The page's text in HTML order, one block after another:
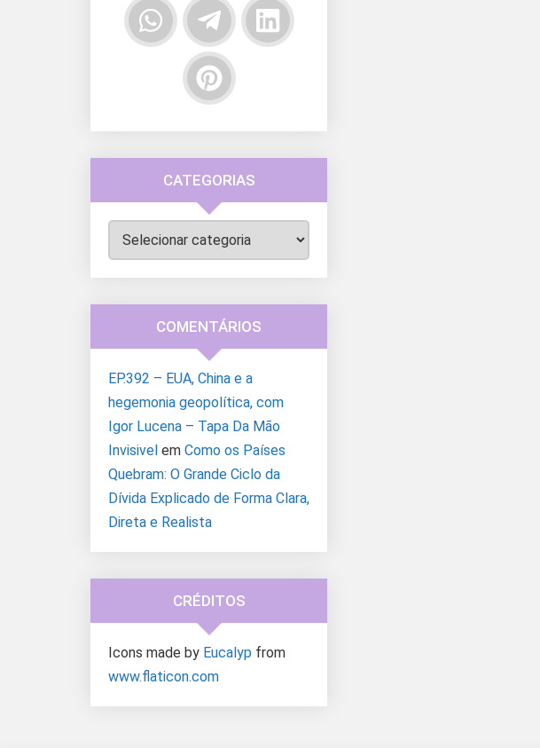
CATEGORIAS
Categorias
COMENTÁRIOS
EP.392 – EUA, China e a
hegemonia geopolítica, com
Igor Lucena – Tapa Da Mão
Invisivel em Como os Países
Quebram: O Grande Ciclo da
Dívida Explicado de Forma Clara,
Direta e Realista
CRÉDITOS
Icons made by Eucalyp from
www.flaticon.com